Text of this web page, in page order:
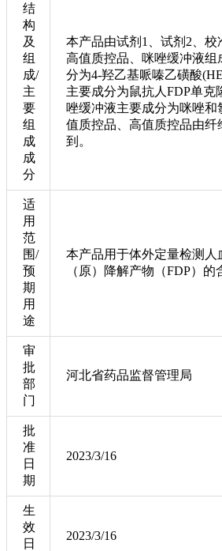
结
构
及
组
成/
主
要
组
成
成
分
本产品由试剂1、试剂2、校
高值质控品、咪唑缓冲液组
分为4-羟乙基哌嗪乙磺酸
主要成分为鼠抗人FDP单克
唑缓冲液主要成分为咪唑
值质控品、高值质控品由纤
到。
适
用
范
围/
预
期
用
途
本产品用于体外定量检测人
（原）降解产物（FDP）的
审
批
部
门
河北省药品监督管理局
批
准
日
期
2023/3/16
生
效
日
2023/3/16